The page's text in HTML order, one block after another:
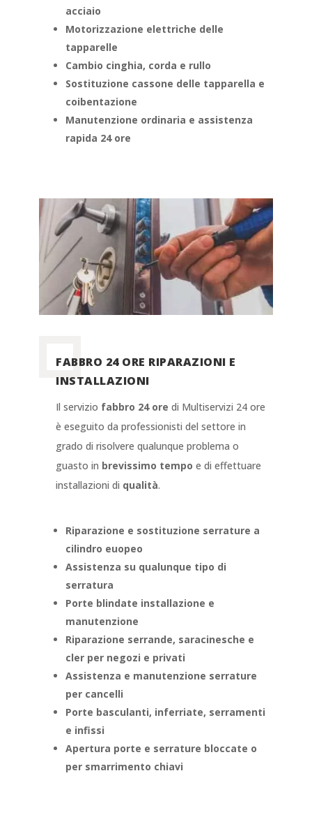
acciaio
Motorizzazione elettriche delle
tapparelle
Cambio cinghia, corda e rullo
Sostituzione cassone delle tapparella e
coibentazione
Manutenzione ordinaria e assistenza
rapida 24 ore
FABBRO 24 ORE RIPARAZIONI E
INSTALLAZIONI
Il servizio fabbro 24 ore di Multiservizi 24 ore
è eseguito da professionisti del settore in
grado di risolvere qualunque problema o
guasto in brevissimo tempo e di effettuare
installazioni di qualità.
Riparazione e sostituzione serrature a
cilindro euopeo
Assistenza su qualunque tipo di
serratura
Porte blindate installazione e
manutenzione
Riparazione serrande, saracinesche e
cler per negozi e privati
Assistenza e manutenzione serrature
per cancelli
Porte basculanti, inferriate, serramenti
e infissi
Apertura porte e serrature bloccate o
per smarrimento chiavi